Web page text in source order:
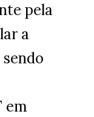
pela
a
em